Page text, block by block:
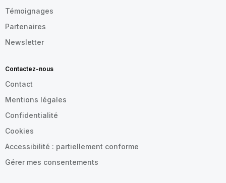
Témoignages
Partenaires
Newsletter
Contactez-nous
Contact
Mentions légales
Confidentialité
Cookies
Accessibilité : partiellement conforme
Gérer mes consentements